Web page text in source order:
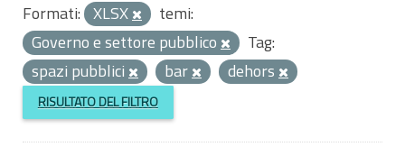
Formati: XLSX
temi:
Governo e settore pubblico
Tag:
spazi pubblici
bar dehors
RISULTATO DEL FILTRO